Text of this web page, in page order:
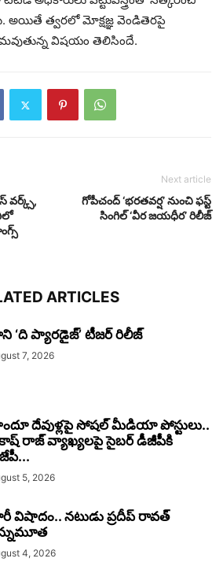
అయితే త్వరలో మోక్షజ్ఞ వెండితెరపై
విషయం తెలిసిందే.
వర్క్స్,
Next article
గోపీచంద్ ‘భరతవర్ష’ నుంచి ఫస్ట్
సింగిల్ ‘వీర జయధీర’ రిలీజ్
ARTICLES
‘ది ప్యారడైజ్’ టీజర్‌ రిలీజ్
7, 2026
దేవుళ్లపై సోషల్ మీడియా పోస్టులు..
రాజ్ వ్యాఖ్యలపై సైబర్ డీజీపీకి
5, 2026
విషాదం.. నటుడు ప్రదీప్ రావత్
4, 2026